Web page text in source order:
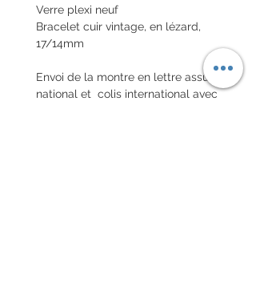
Verre plexi neuf
Bracelet cuir vintage, en lézard,
17/14mm
Envoi de la montre en lettre assuré
national et colis international avec